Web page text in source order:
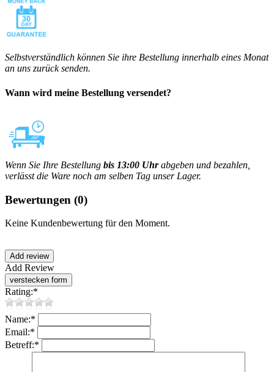
Selbstverständlich können Sie ihre Bestellung innerhalb eines Monat
an uns zurück senden.
Wann wird meine Bestellung versendet?
Wenn Sie Ihre Bestellung bis 13:00 Uhrabgeben und bezahlen,
verlässt die Ware noch am selben Tag unser Lager.
Bewertungen (0)
Keine Kundenbewertung für den Moment.
Add Review
Rating:*
Name:*
Email:*
Betreff:*